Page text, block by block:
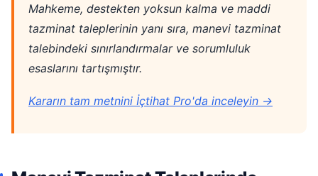
Mahkeme, destekten yoksun kalma ve maddi
tazminat taleplerinin yanı sıra, manevi tazminat
talebindeki sınırlandırmalar ve sorumluluk
esaslarını tartışmıştır.
Kararın tam metnini İçtihat Pro'da inceleyin →